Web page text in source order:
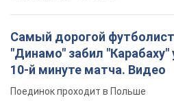
Самый дорогой футболист
"Динамо" забил "Карабаху"
10-й минуте матча. Видео
Поединок проходит в Польше